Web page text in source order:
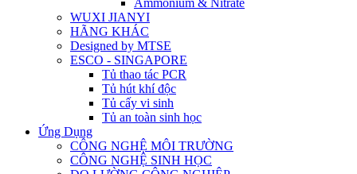
WUXI JIANYI
HÃNG KHÁC
Designed by MTSE
ESCO - SINGAPORE
Tủ thao tác PCR
Tủ hút khí độc
Tủ cấy vi sinh
Tủ an toàn sinh học
Ứng Dụng
CÔNG NGHỆ MÔI TRƯỜNG
CÔNG NGHỆ SINH HỌC